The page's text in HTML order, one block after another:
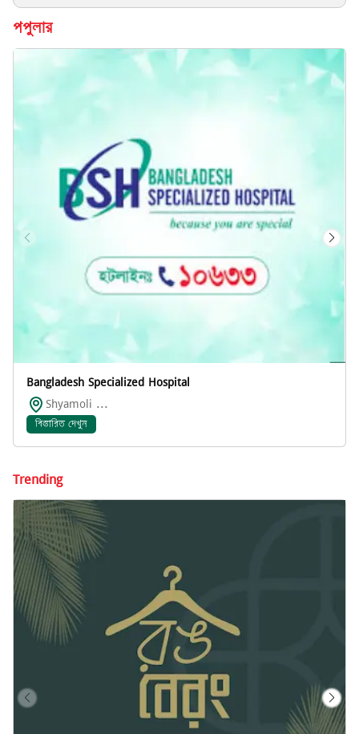
পপুলার
Bangladesh Specialized Hospital
Shyamoli ...
বিস্তারিত দেখুন
Trending